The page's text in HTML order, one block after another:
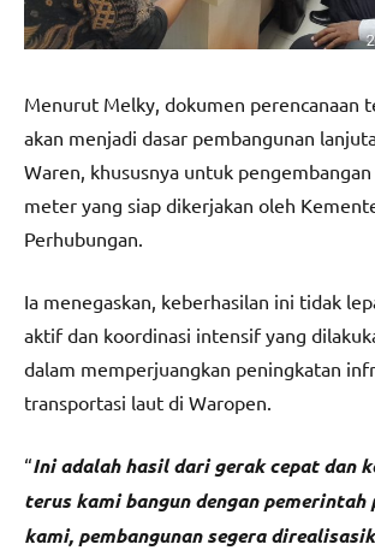
Menurut Melky, dokumen perencanaan
akan menjadi dasar pembangunan
Waren, khususnya untuk
meter yang siap dikerjakan oleh
Perhubungan.
Ia menegaskan, keberhasilan ini tidak
aktif dan koordinasi intensif yang
dalam memperjuangkan peningkatan
transportasi laut di Waropen.
“Ini adalah hasil dari gerak cepat dan
terus kami bangun dengan pemerintah
kami, pembangunan segera